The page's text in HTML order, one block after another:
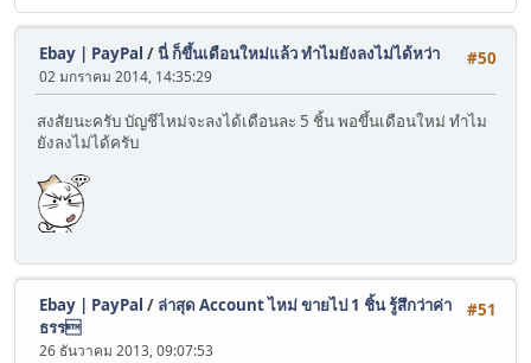
#50
Ebay | PayPal /นี่ ก็ขึ้นเดือนใหม่แล้ว ทำไมยังลงไม่ได้หว่า
02 มกราคม 2014, 14:35:29
สงสัยนะครับ บัญชีไหม่จะลงได้เดือนละ 5 ชิ้น พอขึ้นเดือนใหม่ ทำไม
ยังลงไม่ได้ครับ
#51
Ebay | PayPal / ล่าสุด Account ไหม่ ขายไป 1 ชิ้น รู้สึกว่าค่า
ธรร
26 ธันวาคม 2013, 09:07:53